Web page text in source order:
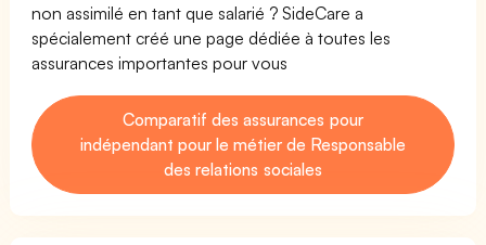
non assimilé en tant que salarié ? SideCare a
spécialement créé une page dédiée à toutes les
assurances importantes pour vous
Comparatif des assurances pour
indépendant pour le métier de Responsable
des relations sociales